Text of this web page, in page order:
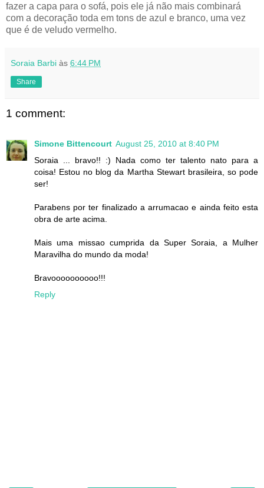
fazer a capa para o sofá, pois ele já não mais combinará
com a decoração toda em tons de azul e branco, uma vez
que é de veludo vermelho.
Soraia Barbi às 6:44 PM
Share
1 comment:
Simone Bittencourt August 25, 2010 at 8:40 PM
Soraia ... bravo!! :) Nada como ter talento nato para a
coisa! Estou no blog da Martha Stewart brasileira, so pode
ser!
Parabens por ter finalizado a arrumacao e ainda feito esta
obra de arte acima.
Mais uma missao cumprida da Super Soraia, a Mulher
Maravilha do mundo da moda!
Bravoooooooooo!!!
Reply